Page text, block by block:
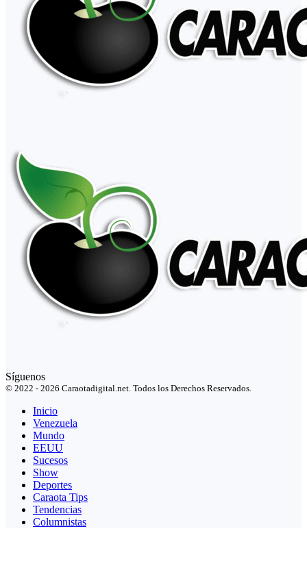
Síguenos
© 2022 - 2026 Caraotadigital.net. Todos los Derechos Reservados.
Inicio
Venezuela
Mundo
EEUU
Sucesos
Show
Deportes
Caraota Tips
Tendencias
Columnistas